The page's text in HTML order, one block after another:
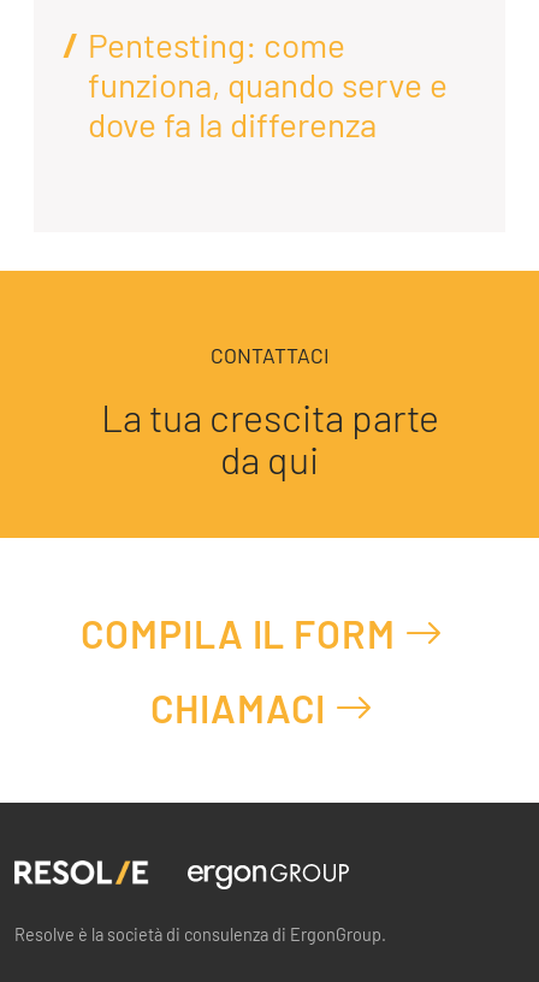
Pentesting: come
funziona, quando serve e
dove fa la differenza
CONTATTACI
La tua crescita parte
da qui
COMPILA IL FORM
CHIAMACI
Resolve è la società di consulenza di ErgonGroup.